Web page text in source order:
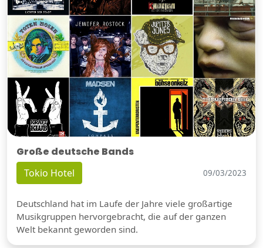
Große deutsche Bands
Tokio Hotel 09/03/2023
Deutschland hat im Laufe der Jahre viele großartige
Musikgruppen hervorgebracht, die auf der ganzen
Welt bekannt geworden sind.